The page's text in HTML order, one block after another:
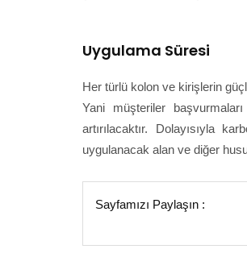
Uygulama Süresi
Her türlü kolon ve kirişlerin
Yani müşteriler
artırılacaktır. Dolayısıyla
uygulanacak alan ve diğer
Sayfamızı Paylaşın :